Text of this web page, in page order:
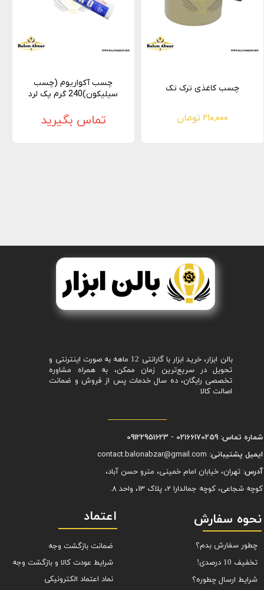
چسب کاغذی ترک تک
۲۱۰,۰۰۰ تومان
چسب آکواریوم (چسب
سیلیکون)240 گرم پک لرد
تماس بگیرید
بالن ابزار، خرید ابزار با گارانتی 12 ماهه به صورت اینترنتی و
تحویل در سریع‌ترین زمان ممکن، به همراه مشاوره
تخصصی رایگان، ده سال خدمات پس از فروش و ضمانت
اصالت کالا
شماره تماس: 02166170259 - 09122951623
ایمیل پشتیبانی:
آدرس: تهران، خیابان امام خمینی، مترو حسن آباد،
کوچه شجاعی، کوچه جمالدارا 2، پلاک 13، واحد 8.
نحوه سفارش
چطور سفارش بدم؟
تخفیف 10 درصدی!
شرایط ارسال چطوره؟
اعتماد
ضمانت بازگشت وجه
شرایط عودت کالا و بازگشت وجه
نماد اعتماد الکترونیکی